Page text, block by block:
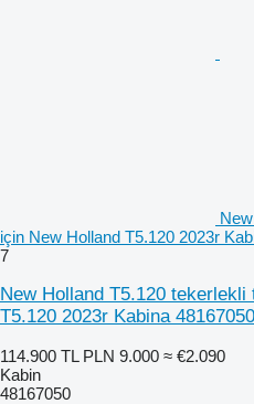
için New Holland T5.120 2023r
7
New Holland T5.120
T5.120 2023r Kabina 48167050
114.900 TL PLN 9.000 ≈ €2.090
Kabin
48167050